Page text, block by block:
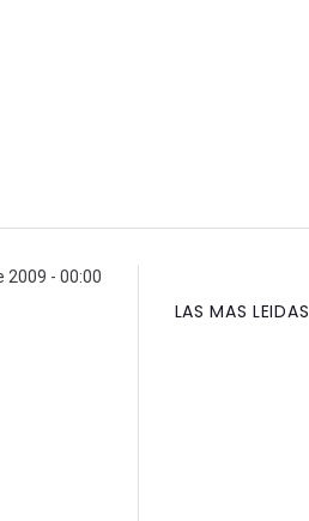
2009 - 00:00
LAS MAS LEIDAS